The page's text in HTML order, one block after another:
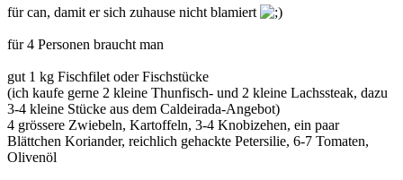
für can, damit er sich zuhause nicht blamiert
für 4 Personen braucht man
gut 1 kg Fischfilet oder Fischstücke
(ich kaufe gerne 2 kleine Thunfisch- und 2 kleine Lachssteak, dazu
3-4 kleine Stücke aus dem Caldeirada-Angebot)
4 grössere Zwiebeln, Kartoffeln, 3-4 Knobizehen, ein paar
Blättchen Koriander, reichlich gehackte Petersilie, 6-7 Tomaten,
Olivenöl